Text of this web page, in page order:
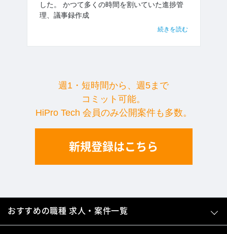
した。 かつて多くの時間を割いていた進捗管
理、議事録作成
続きを読む
週1・短時間から、週5まで
コミット可能。
HiPro Tech 会員のみ公開案件も多数。
新規登録はこちら
おすすめの職種 求人・案件一覧